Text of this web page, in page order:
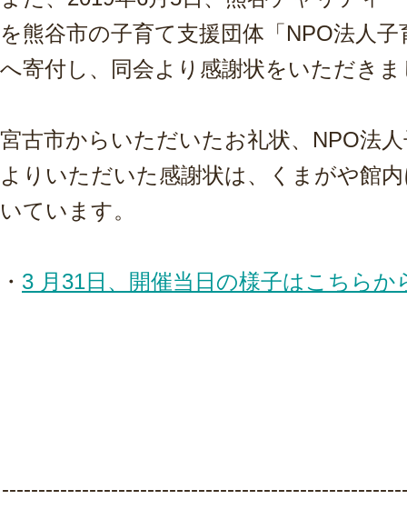
を熊谷市の子育て支援団体「NPO法人
へ寄付し、同会より感謝状をいただき
宮古市からいただいたお礼状、NPO法
よりいただいた感謝状は、くまがや館
いています。
・ 3 月31日、開催当日の様子はこちらか